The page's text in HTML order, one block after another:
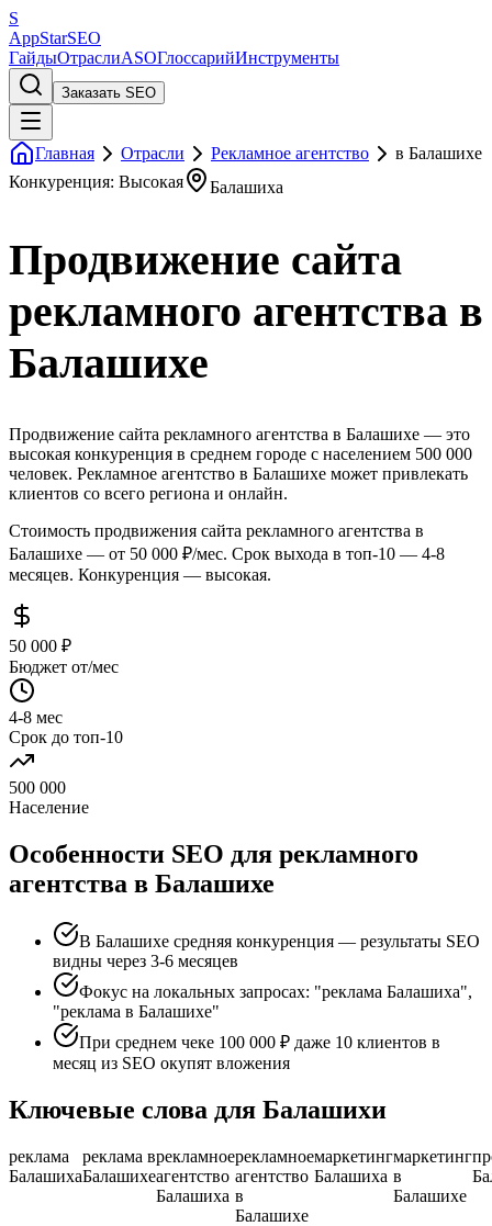
S
AppStarSEO
ГайдыОтраслиASOГлоссарийИнструменты
Заказать SEO
Главная Отрасли Рекламное агентство
в Балашихе
Конкуренция: Высокая
Балашиха
Продвижение сайта
рекламного агентства в
Балашихе
Продвижение сайта рекламного агентства в Балашихе — это
высокая конкуренция в среднем городе с населением 500 000
человек. Рекламное агентство в Балашихе может привлекать
клиентов со всего региона и онлайн.
Стоимость продвижения сайта рекламного агентства в
Балашихе — от 50 000 ₽/мес. Срок выхода в топ-10 — 4-8
месяцев. Конкуренция — высокая.
50 000 ₽
Бюджет от/мес
4-8 мес
Срок до топ-10
500 000
Население
Особенности SEO для рекламного
агентства в Балашихе
В Балашихе средняя конкуренция — результаты SEO
видны через 3-6 месяцев
Фокус на локальных запросах: "реклама Балашиха",
"реклама в Балашихе"
При среднем чеке 100 000 ₽ даже 10 клиентов в
месяц из SEO окупят вложения
Ключевые слова для Балашихи
реклама
Балашиха
реклама в
Балашихе
рекламное
агентство
Балашиха
рекламное
агентство
в
Балашихе
маркетинг
Балашиха
маркетинг
в
Балашихе